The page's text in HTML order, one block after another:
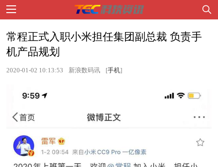
常程正式入职小米担任集团副总裁 负责手
机产品规划
2020-01-02 10:13:53 新浪数码讯 [手机]